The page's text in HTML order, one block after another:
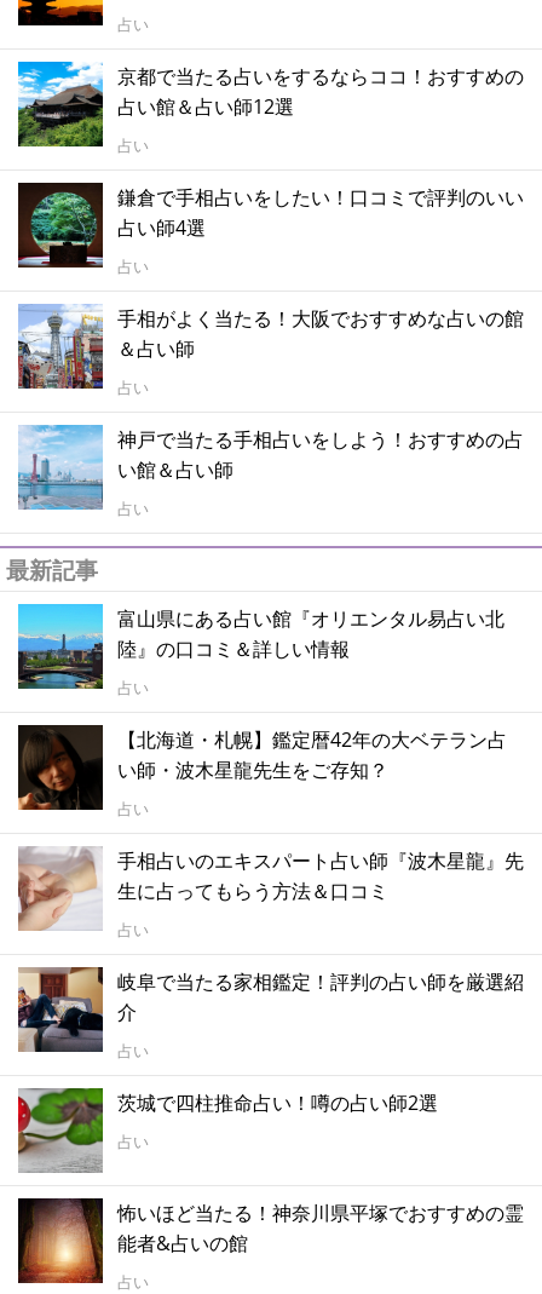
占い
京都で当たる占いをするならココ！おすすめの
占い館＆占い師12選
占い
鎌倉で手相占いをしたい！口コミで評判のいい
占い師4選
占い
手相がよく当たる！大阪でおすすめな占いの館
＆占い師
占い
神戸で当たる手相占いをしよう！おすすめの占
い館＆占い師
占い
最新記事
富山県にある占い館『オリエンタル易占い北
陸』の口コミ＆詳しい情報
占い
【北海道・札幌】鑑定暦42年の大ベテラン占
い師・波木星龍先生をご存知？
占い
手相占いのエキスパート占い師『波木星龍』先
生に占ってもらう方法＆口コミ
占い
岐阜で当たる家相鑑定！評判の占い師を厳選紹
介
占い
茨城で四柱推命占い！噂の占い師2選
占い
怖いほど当たる！神奈川県平塚でおすすめの霊
能者&占いの館
占い